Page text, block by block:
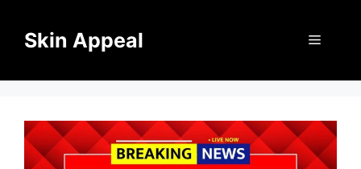
contentSkin Appeal Menu